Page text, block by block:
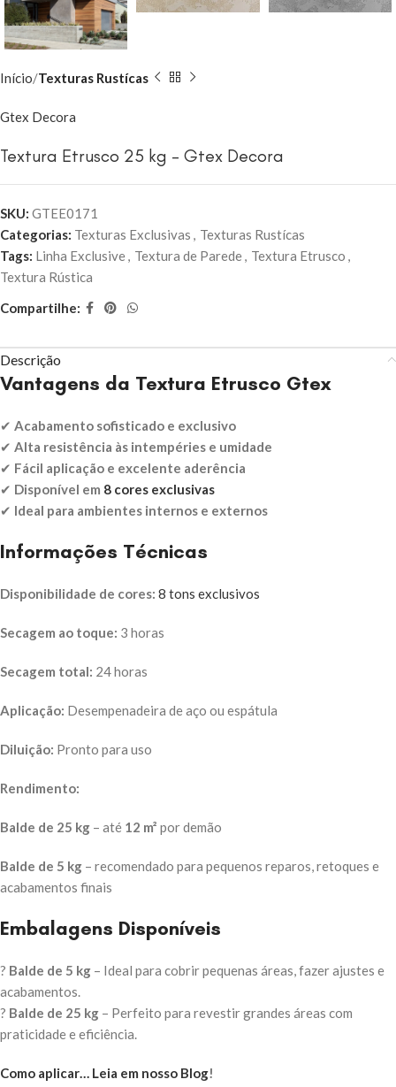
Início Texturas Rustícas
Gtex Decora
Textura Etrusco 25 kg – Gtex Decora
SKU: GTEE0171
Categorias: Texturas Exclusivas
Texturas Rustícas
Tags: Linha Exclusive Textura de Parede Textura Etrusco
Textura Rústica
Compartilhe:
Descrição
Vantagens da Textura Etrusco Gtex
✔ Acabamento sofisticado e exclusivo
✔ Alta resistência às intempéries e umidade
✔ Fácil aplicação e excelente aderência
✔ Disponível em 8 cores exclusivas
✔ Ideal para ambientes internos e externos
Informações Técnicas
Disponibilidade de cores: 8 tons exclusivos
Secagem ao toque: 3 horas
Secagem total: 24 horas
Aplicação: Desempenadeira de aço ou espátula
Diluição: Pronto para uso
Rendimento:
Balde de 25 kg – até 12 m² por demão
Balde de 5 kg – recomendado para pequenos reparos, retoques e
acabamentos finais
Embalagens Disponíveis
? Balde de 5 kg – Ideal para cobrir pequenas áreas, fazer ajustes e
acabamentos.
? Balde de 25 kg – Perfeito para revestir grandes áreas com
praticidade e eficiência.
Como aplicar… Leia em nosso Blog!